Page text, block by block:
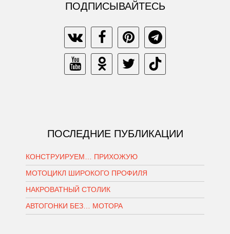
ПОДПИСЫВАЙТЕСЬ
ПОСЛЕДНИЕ ПУБЛИКАЦИИ
КОНСТРУИРУЕМ… ПРИХОЖУЮ
МОТОЦИКЛ ШИРОКОГО ПРОФИЛЯ
НАКРОВАТНЫЙ СТОЛИК
АВТОГОНКИ БЕЗ… МОТОРА